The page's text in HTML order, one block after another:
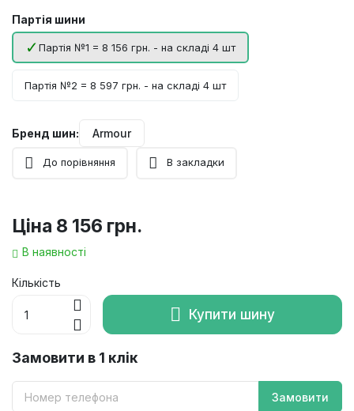
Партія шини
Партія №1 = 8 156 грн. - на складі 4 шт
Партія №2 = 8 597 грн. - на складі 4 шт
Бренд шин: Armour
До порівняння В закладки
Ціна 8 156 грн.
В наявності
Кількість
Купити шину
Замовити в 1 клік
Замовити